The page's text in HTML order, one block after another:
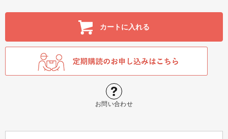
カートに入れる
お問い合わせ